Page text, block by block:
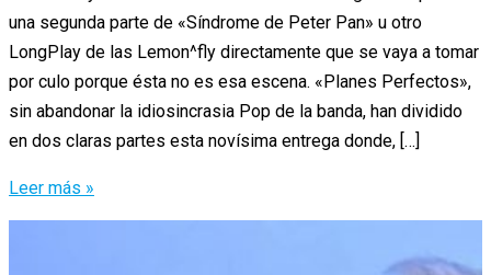
una segunda parte de «Síndrome de Peter Pan» u otro
LongPlay de las Lemon^fly directamente que se vaya a tomar
por culo porque ésta no es esa escena. «Planes Perfectos»,
sin abandonar la idiosincrasia Pop de la banda, han dividido
en dos claras partes esta novísima entrega donde, […]
Lemon^Fly
–
Leer más »